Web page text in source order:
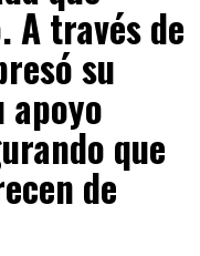
A través de
su
que
de